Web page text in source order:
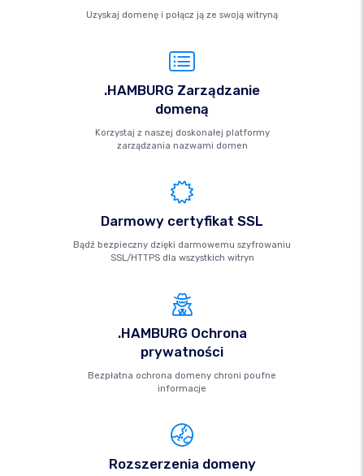
Uzyskaj domenę i połącz ją ze swoją witryną
.HAMBURG Zarządzanie
domeną
Korzystaj z naszej doskonałej platformy
zarządzania nazwami domen
Darmowy certyfikat SSL
Bądź bezpieczny dzięki darmowemu szyfrowaniu
SSL/HTTPS dla wszystkich witryn
.HAMBURG Ochrona
prywatności
Bezpłatna ochrona domeny chroni poufne
informacje
Rozszerzenia domeny